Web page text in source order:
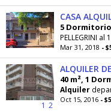
5
PELLEGRINI al
Mar 31, 2018 -
1 2
40 m², 1
Alquiler
Oct 15, 2016 -